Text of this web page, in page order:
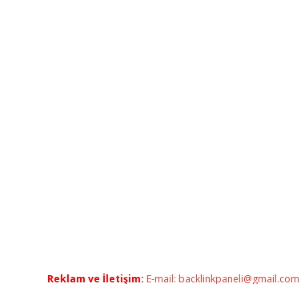
Reklam ve İletişim: E-mail: backlinkpaneli@gmail.com